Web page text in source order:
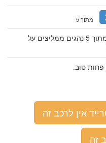
מתוך 5
רק 2 מתוך 5 נהגים ממליצים על
פחות טוב.
אין לרכב זה
זה